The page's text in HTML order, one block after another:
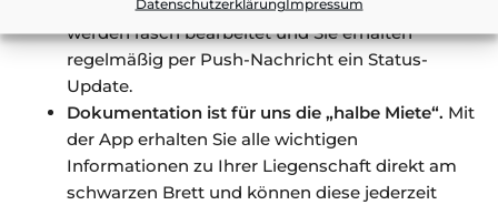
DatenschutzerklärungImpressum
Schadensmeldungen und sonstige Anliegen
werden rasch bearbeitet und Sie erhalten
regelmäßig per Push-Nachricht ein Status-
Update.
Dokumentation ist für uns die „halbe Miete“. Mit
der App erhalten Sie alle wichtigen
Informationen zu Ihrer Liegenschaft direkt am
schwarzen Brett und können diese jederzeit